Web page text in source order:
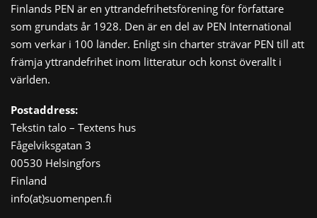
Finlands PEN är en yttrandefrihetsförening för författare
som grundats år 1928. Den är en del av PEN International
som verkar i 100 länder. Enligt sin charter strävar PEN till att
främja yttrandefrihet inom litteratur och konst överallt i
världen.
Postaddress:
Tekstin talo – Textens hus
Fågelviksgatan 3
00530 Helsingfors
Finland
info(at)suomenpen.fi